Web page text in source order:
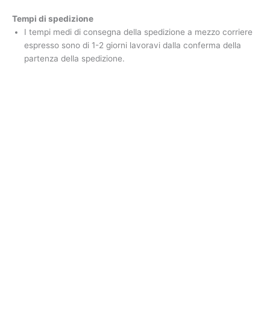
Tempi di spedizione
I tempi medi di consegna della spedizione a mezzo corriere
espresso sono di 1-2 giorni lavoravi dalla conferma della
partenza della spedizione.